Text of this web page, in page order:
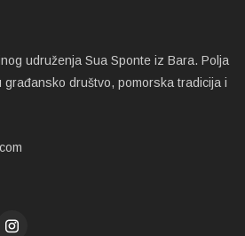
udruženja Sua Sponte iz Bara. Polja
društvo, pomorska tradicija i